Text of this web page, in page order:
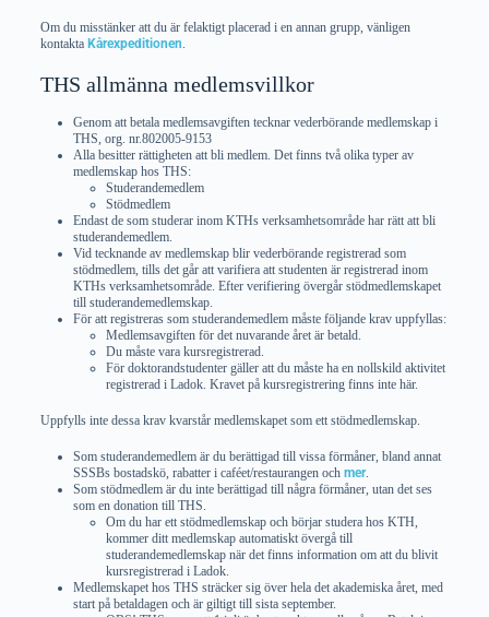
Om du misstänker att du är felaktigt placerad i en annan grupp, vänligen
kontakta Kårexpeditionen.
THS allmänna medlemsvillkor
Genom att betala medlemsavgiften tecknar vederbörande medlemskap i
THS, org. nr.802005-9153
Alla besitter rättigheten att bli medlem. Det finns två olika typer av
medlemskap hos THS:
Studerandemedlem
Stödmedlem
Endast de som studerar inom KTHs verksamhetsområde har rätt att bli
studerandemedlem.
Vid tecknande av medlemskap blir vederbörande registrerad som
stödmedlem, tills det går att varifiera att studenten är registrerad inom
KTHs verksamhetsområde. Efter verifiering övergår stödmedlemskapet
till studerandemedlemskap.
För att registreras som studerandemedlem måste följande krav uppfyllas:
Medlemsavgiften för det nuvarande året är betald.
Du måste vara kursregistrerad.
För doktorandstudenter gäller att du måste ha en nollskild aktivitet
registrerad i Ladok. Kravet på kursregistrering finns inte här.
Uppfylls inte dessa krav kvarstår medlemskapet som ett stödmedlemskap.
Som studerandemedlem är du berättigad till vissa förmåner, bland annat
SSSBs bostadskö, rabatter i caféet/restaurangen och mer.
Som stödmedlem är du inte berättigad till några förmåner, utan det ses
som en donation till THS.
Om du har ett stödmedlemskap och börjar studera hos KTH,
kommer ditt medlemskap automatiskt övergå till
studerandemedlemskap när det finns information om att du blivit
kursregistrerad i Ladok.
Medlemskapet hos THS sträcker sig över hela det akademiska året, med
start på betaldagen och är giltigt till sista september.